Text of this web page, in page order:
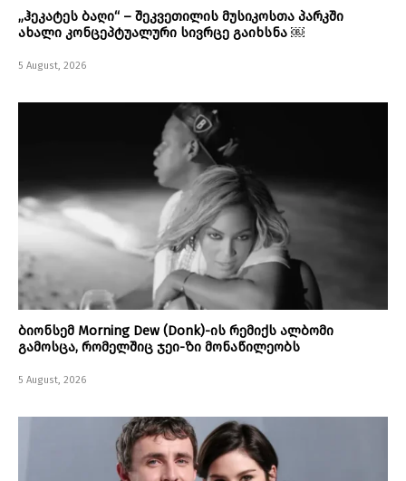
„ჰეკატეს ბაღი“ – შეკვეთილის მუსიკოსთა პარკში
ახალი კონცეპტუალური სივრცე გაიხსნა ￼
5 August, 2026
ბიონსემ Morning Dew (Donk)-ის რემიქს ალბომი
გამოსცა, რომელშიც ჯეი-ზი მონაწილეობს
5 August, 2026